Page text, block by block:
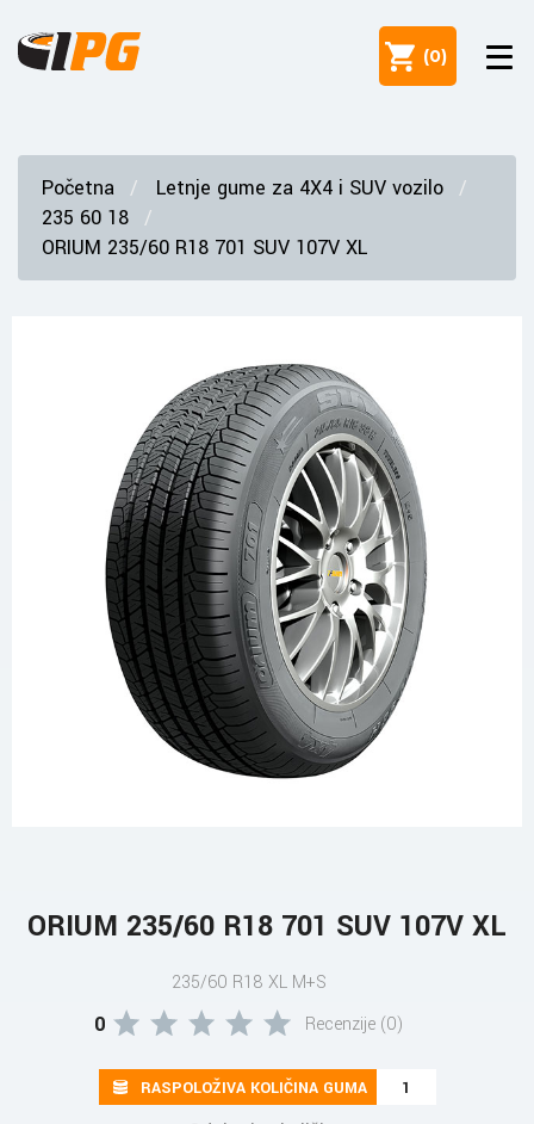
(0)
Početna
Letnje gume za 4X4 i SUV vozilo
235 60 18
ORIUM 235/60 R18 701 SUV 107V XL
ORIUM 235/60 R18 701 SUV 107V XL
235/60 R18 XL M+S
0 Recenzije (0)
RASPOLOŽIVA KOLIČINA GUMA 1